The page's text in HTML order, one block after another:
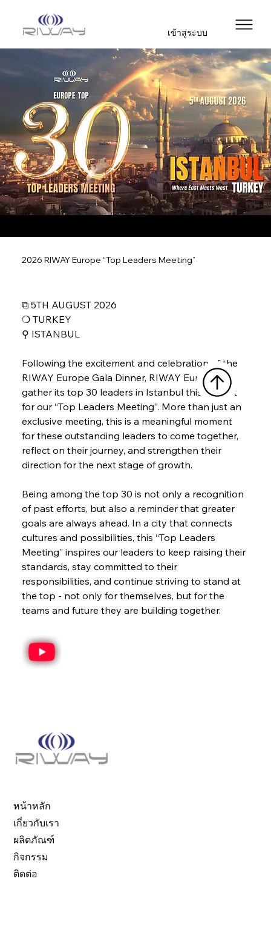
เข้าสู่ระบบ
2026 RIWAY Europe “Top Leaders Meeting”
⧉ 5TH AUGUST 2026
❍ TURKEY
⚲ ISTANBUL
Following the excitement and celebration of the
RIWAY Europe Gala Dinner, RIWAY Europe will
gather its top 30 leaders in Istanbul this August
for our “Top Leaders Meeting”. More than just an
exclusive meeting, this is a meaningful moment
for these outstanding leaders to come together,
reflect on their journey, and strengthen their
direction for the next stage of growth.
Being among the top 30 is not only a recognition
of past efforts, but also a reminder that greater
goals are always ahead. In a city that connects
cultures and possibilities, this “Top Leaders
Meeting” inspires our leaders to keep raising their
standards, stay committed to their
responsibilities, and continue striving to stand at
the top - not only for themselves, but for the
teams and future they are building together.
หน้าหลัก
เกี่ยวกับเรา
ผลิตภัณฑ์
กิจกรรม
ติดต่อ